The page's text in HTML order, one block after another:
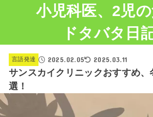
小児科医、2児
ドタバタ日
言語発達 2025.02.05 2025.03.11
サンスカイクリニックおすすめ、
選！